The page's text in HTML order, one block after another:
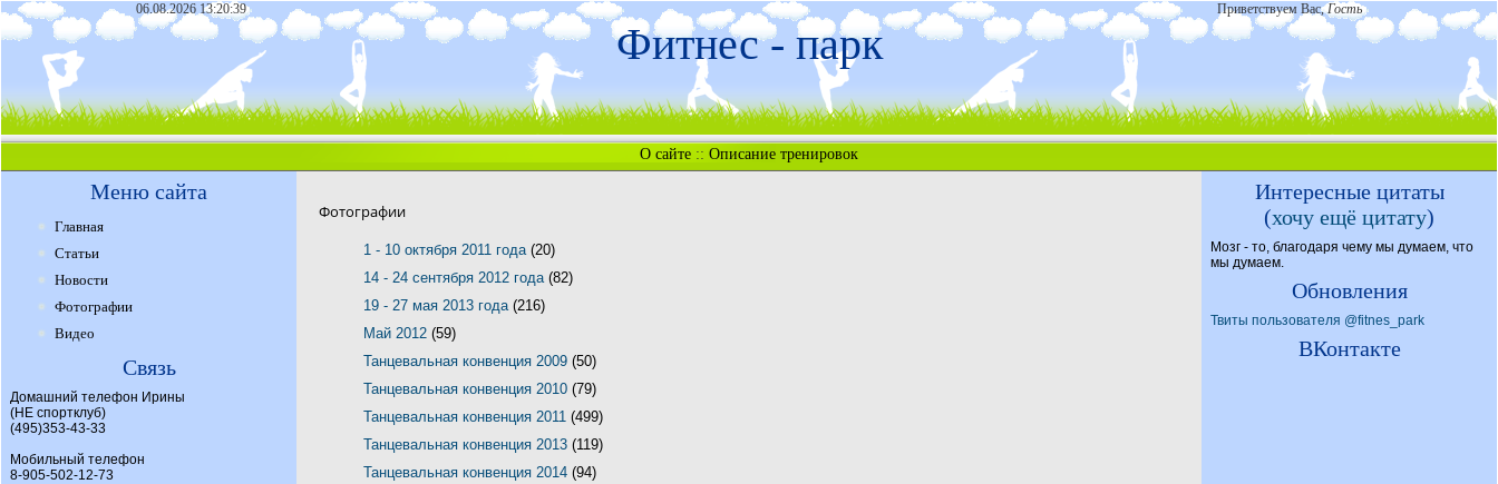
06.08.2026 13:20:39 Приветствуем Вас,Гость
Фитнес - парк
О сайте :: Описание тренировок
Меню сайта
Главная
Статьи
Новости
Фотографии
Видео
Связь
Домашний телефон Ирины
(НЕ спортклуб)
(495)353-43-33
Мобильный телефон
8-905-502-12-73
Фотографии
1 - 10 октября 2011 года (20)
14 - 24 сентября 2012 года (82)
19 - 27 мая 2013 года (216)
Май 2012 (59)
Танцевальная конвенция 2009 (50)
Танцевальная конвенция 2010 (79)
Танцевальная конвенция 2011 (499)
Танцевальная конвенция 2013 (119)
Танцевальная конвенция 2014 (94)
Интересные цитаты
(хочу ещё цитату)
Мозг - то, благодаря чему мы думаем, что
мы думаем.
Обновления
Твиты пользователя @fitnes_park
ВКонтакте